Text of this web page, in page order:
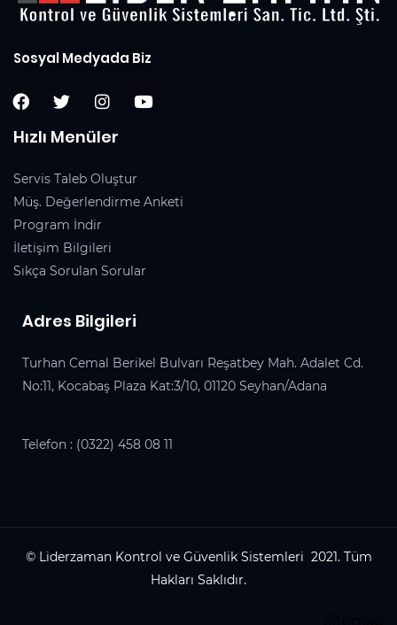
Sosyal Medyada Biz
Hızlı Menüler
Servis Taleb Oluştur
Müş. Değerlendirme Anketi
Program İndir
İletişim Bilgileri
Sıkça Sorulan Sorular
Adres Bilgileri
Turhan Cemal Berikel Bulvarı Reşatbey Mah. Adalet Cd.
No:11, Kocabaş Plaza Kat:3/10, 01120 Seyhan/Adana
Telefon : (0322) 458 08 11
© Liderzaman Kontrol ve Güvenlik Sistemleri 2021. Tüm
Hakları Saklıdır.